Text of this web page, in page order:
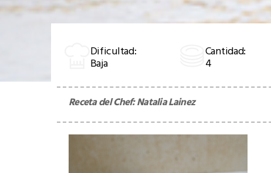
Dificultad:
Baja
Cantidad:
4
Receta del Chef:Natalia Lainez